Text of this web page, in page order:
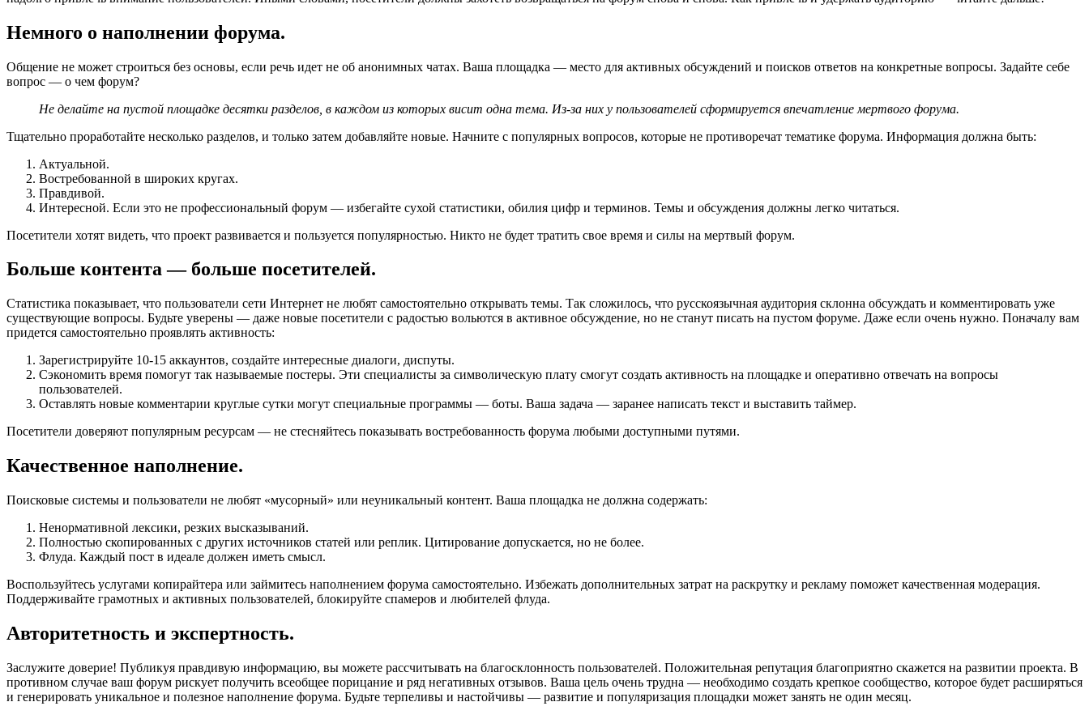
Немного о наполнении форума.
Общение не может строиться без основы, если речь идет не об анонимных чатах. Ваша площадка — место для активных обсуждений и поисков ответов на конкретные вопросы. Задайте себе
вопрос — о чем форум?
Не делайте на пустой площадке десятки разделов, в каждом из которых висит одна тема. Из-за них у пользователей сформируется впечатление мертвого форума.
Тщательно проработайте несколько разделов, и только затем добавляйте новые. Начните с популярных вопросов, которые не противоречат тематике форума. Информация должна быть:
Актуальной.
Востребованной в широких кругах.
Правдивой.
Интересной. Если это не профессиональный форум — избегайте сухой статистики, обилия цифр и терминов. Темы и обсуждения должны легко читаться.
Посетители хотят видеть, что проект развивается и пользуется популярностью. Никто не будет тратить свое время и силы на мертвый форум.
Больше контента — больше посетителей.
Статистика показывает, что пользователи сети Интернет не любят самостоятельно открывать темы. Так сложилось, что русскоязычная аудитория склонна обсуждать и комментировать уже
существующие вопросы. Будьте уверены — даже новые посетители с радостью вольются в активное обсуждение, но не станут писать на пустом форуме. Даже если очень нужно. Поначалу вам
придется самостоятельно проявлять активность:
Зарегистрируйте 10-15 аккаунтов, создайте интересные диалоги, диспуты.
Сэкономить время помогут так называемые постеры. Эти специалисты за символическую плату смогут создать активность на площадке и оперативно отвечать на вопросы
пользователей.
Оставлять новые комментарии круглые сутки могут специальные программы — боты. Ваша задача — заранее написать текст и выставить таймер.
Посетители доверяют популярным ресурсам — не стесняйтесь показывать востребованность форума любыми доступными путями.
Качественное наполнение.
Поисковые системы и пользователи не любят «мусорный» или неуникальный контент. Ваша площадка не должна содержать:
Ненормативной лексики, резких высказываний.
Полностью скопированных с других источников статей или реплик. Цитирование допускается, но не более.
Флуда. Каждый пост в идеале должен иметь смысл.
Воспользуйтесь услугами копирайтера или займитесь наполнением форума самостоятельно. Избежать дополнительных затрат на раскрутку и рекламу поможет качественная модерация.
Поддерживайте грамотных и активных пользователей, блокируйте спамеров и любителей флуда.
Авторитетность и экспертность.
Заслужите доверие! Публикуя правдивую информацию, вы можете рассчитывать на благосклонность пользователей. Положительная репутация благоприятно скажется на развитии проекта. В
противном случае ваш форум рискует получить всеобщее порицание и ряд негативных отзывов. Ваша цель очень трудна — необходимо создать крепкое сообщество, которое будет расширяться
и генерировать уникальное и полезное наполнение форума. Будьте терпеливы и настойчивы — развитие и популяризация площадки может занять не один месяц.